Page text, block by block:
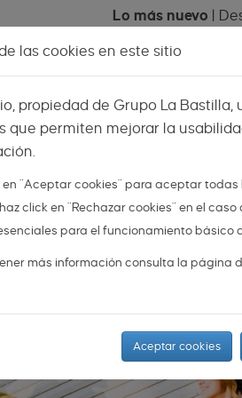
Lo más nuevo |
Celebraciones
y sin
las cookies en este sitio
propiedad de Grupo La Bastilla,
que permiten mejorar la
en "Aceptar cookies" para aceptar
click en "Rechazar cookies" en el
para el funcionamiento básico
más información consulta la página
Aceptar cookies